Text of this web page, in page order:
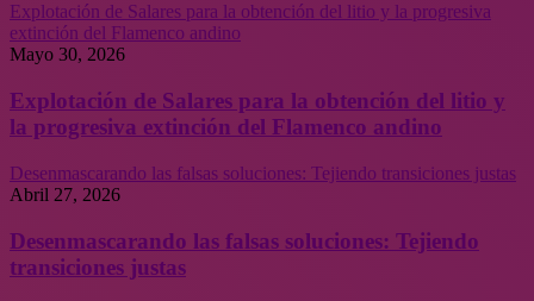
Explotación de Salares para la obtención del litio y la progresiva
extinción del Flamenco andino
Mayo 30, 2026
Explotación de Salares para la obtención del litio y
la progresiva extinción del Flamenco andino
Desenmascarando las falsas soluciones: Tejiendo transiciones justas
Abril 27, 2026
Desenmascarando las falsas soluciones: Tejiendo
transiciones justas